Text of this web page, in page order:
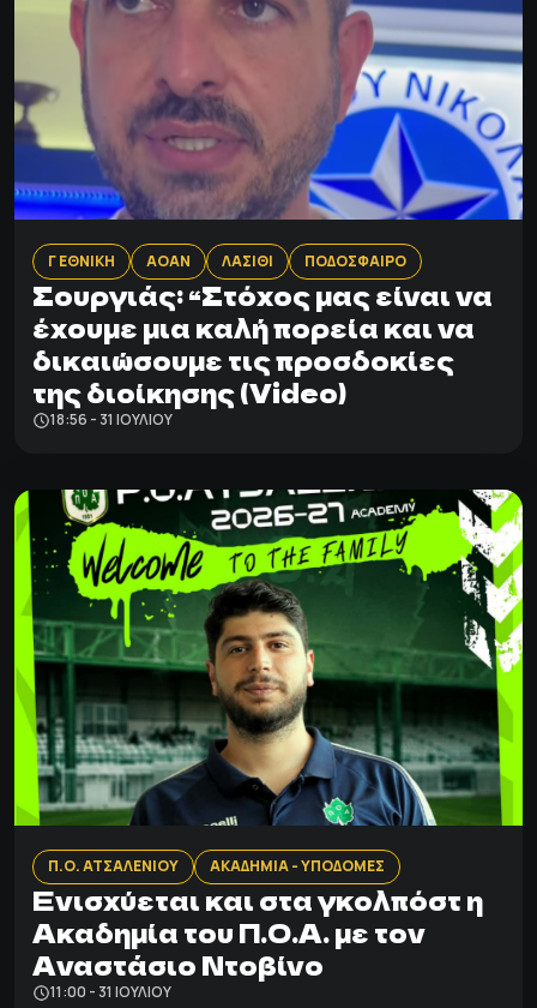
Γ ΕΘΝΙΚΗ ΑΟΑΝ ΛΑΣΙΘΙ ΠΟΔΟΣΦΑΙΡΟ
Σουργιάς: “Στόχος μας είναι να
έχουμε μια καλή πορεία και να
δικαιώσουμε τις προσδοκίες
της διοίκησης (Video)
18:56 - 31 ΙΟΥΛΊΟΥ
Π.Ο. ΑΤΣΑΛΕΝΙΟΥ ΑΚΑΔΗΜΙΑ - ΥΠΟΔΟΜΕΣ
Ενισχύεται και στα γκολπόστ η
Ακαδημία του Π.Ο.Α. με τον
Αναστάσιο Ντοβίνο
11:00 - 31 ΙΟΥΛΊΟΥ